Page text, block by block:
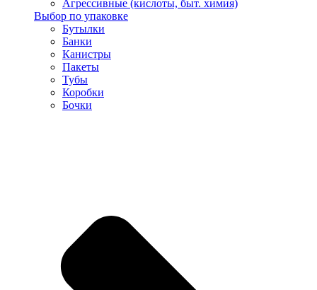
Агрессивные (кислоты, быт. химия)
Выбор по упаковке
Бутылки
Банки
Канистры
Пакеты
Тубы
Коробки
Бочки